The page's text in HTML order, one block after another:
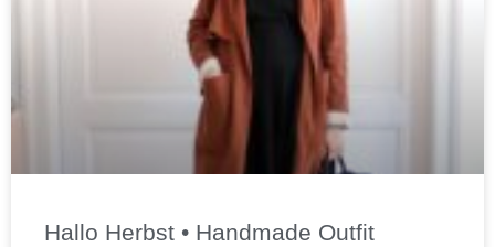
Hallo Herbst • Handmade Outfit